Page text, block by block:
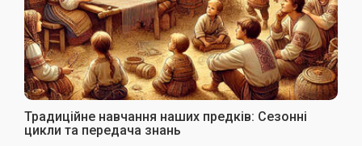
Традиційне навчання наших предків: Сезонні
цикли та передача знань